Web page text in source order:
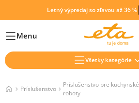
Letný výpredaj so zľavou až 36 %
HlavníMenu
Všetky kategórie
Príslušenstvo
Príslušenstvo pre kuchynské
roboty